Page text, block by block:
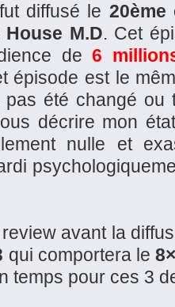
fut diffusé le 20ème
House M.D. Cet
de6
épisode est le
pas été changé
décrire mon
nulle et
avant la
qui comportera le
temps pour ces 3